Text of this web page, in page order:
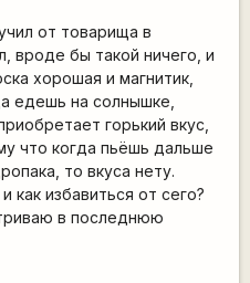
от товарища в
вроде бы такой ничего, и
хорошая и магнитик,
едешь на солнышке,
горький вкус,
что когда пьёшь дальше
то вкуса нету.
как избавиться от сего?
в последнюю